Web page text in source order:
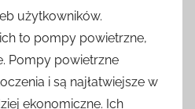
użytkowników.
to pompy powietrzne,
Pompy powietrzne
i są najłatwiejsze w
ekonomiczne. Ich